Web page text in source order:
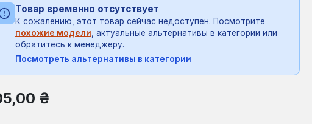
Товар временно отсутствует
К сожалению, этот товар сейчас недоступен. Посмотрите
похожие модели , актуальные альтернативы в категории или
обратитесь к менеджеру.
Посмотреть альтернативы в категории
цена:
₴